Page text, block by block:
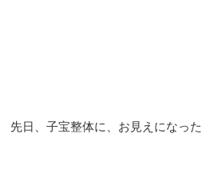
先日、子宝整体に、お見えになっ